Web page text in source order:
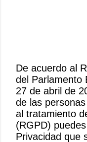
P
u
b
l
i
c
De acuerdo al
del Parlamento
27 de abril de
de las
al tratamiento
(RGPD)
Privacidad que